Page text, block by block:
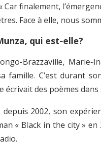
Car finalement,
Face à elle, nous
qui est-elle?
Brazzaville,
famille. C’est durant
écrivait des poèmes
depuis 2002, son
« Black in the city » en